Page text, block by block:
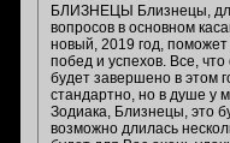
БЛИЗНЕЦЫ Близнецы,
вопросов в основном
новый, 2019 год,
побед и успехов. Все, что
будет завершено в этом
стандартно, но в душе у
Зодиака, Близнецы, это
возможно длилась